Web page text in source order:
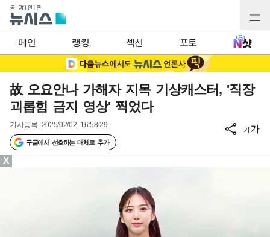
메인 랭킹 섹션 포토
故 오요안나 가해자 지목 기상캐스터, '직장
괴롭힘 금지 영상' 찍었다
기사등록 2025/02/02 16:58:29
구글에서 선호하는 매체로 추가
가가
X